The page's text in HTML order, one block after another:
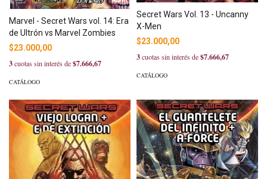
Marvel - Secret Wars vol. 14: Era
de Ultrón vs Marvel Zombies
$23.000,00
3cuotas sin interés de$7.666,67
CATÁLOGO
Secret Wars Vol. 13 - Uncanny
X-Men
$23.000,00
3cuotas sin interés de$7.666,67
CATÁLOGO